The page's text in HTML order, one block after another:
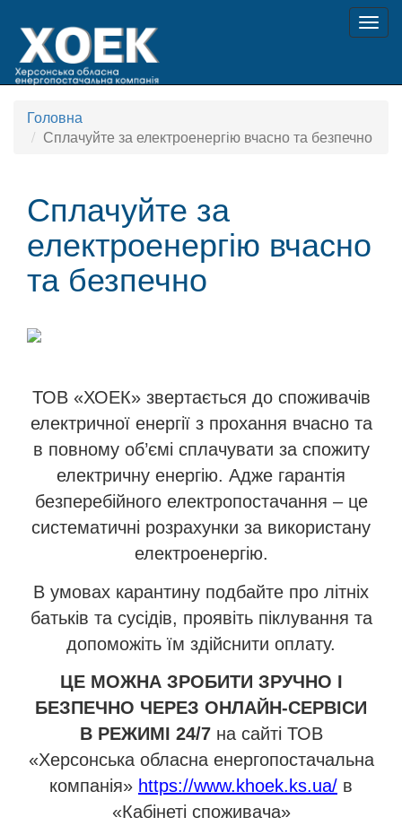
Головна
Сплачуйте за електроенергію вчасно та безпечно
Сплачуйте за
електроенергію вчасно
та безпечно
ТОВ «ХОЕК» звертається до споживачів
електричної енергії з прохання вчасно та
в повному об’ємі сплачувати за спожиту
електричну енергію. Адже гарантія
безперебійного електропостачання – це
систематичні розрахунки за використану
електроенергію.
В умовах карантину подбайте про літніх
батьків та сусідів, проявіть піклування та
допоможіть їм здійснити оплату.
ЦЕ МОЖНА ЗРОБИТИ ЗРУЧНО І
БЕЗПЕЧНО ЧЕРЕЗ ОНЛАЙН-СЕРВІСИ
В РЕЖИМІ 24/7на сайті ТОВ
«Херсонська обласна енергопостачальна
компанія» https://www.khoek.ks.ua/ в
«Кабінеті споживача»